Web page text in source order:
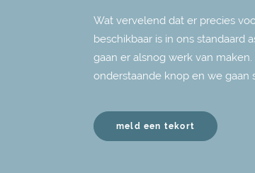
Wat vervelend dat er precies
beschikbaar is in ons standaard
gaan er alsnog werk van
onderstaande knop en we gaan
meld een tekort